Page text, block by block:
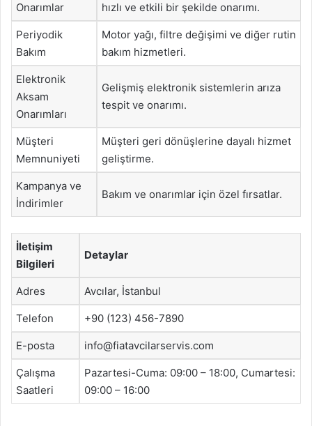
Onarımlar
hızlı ve etkili bir şekilde onarımı.
Periyodik
Bakım
Motor yağı, filtre değişimi ve diğer rutin
bakım hizmetleri.
Elektronik
Aksam
Onarımları
Gelişmiş elektronik sistemlerin arıza
tespit ve onarımı.
Müşteri
Memnuniyeti
Müşteri geri dönüşlerine dayalı hizmet
geliştirme.
Kampanya ve
İndirimler
Bakım ve onarımlar için özel fırsatlar.
İletişim
Bilgileri
Detaylar
Adres Avcılar, İstanbul
Telefon +90 (123) 456-7890
E-posta info@fiatavcilarservis.com
Çalışma
Saatleri
Pazartesi-Cuma: 09:00 – 18:00, Cumartesi:
09:00 – 16:00